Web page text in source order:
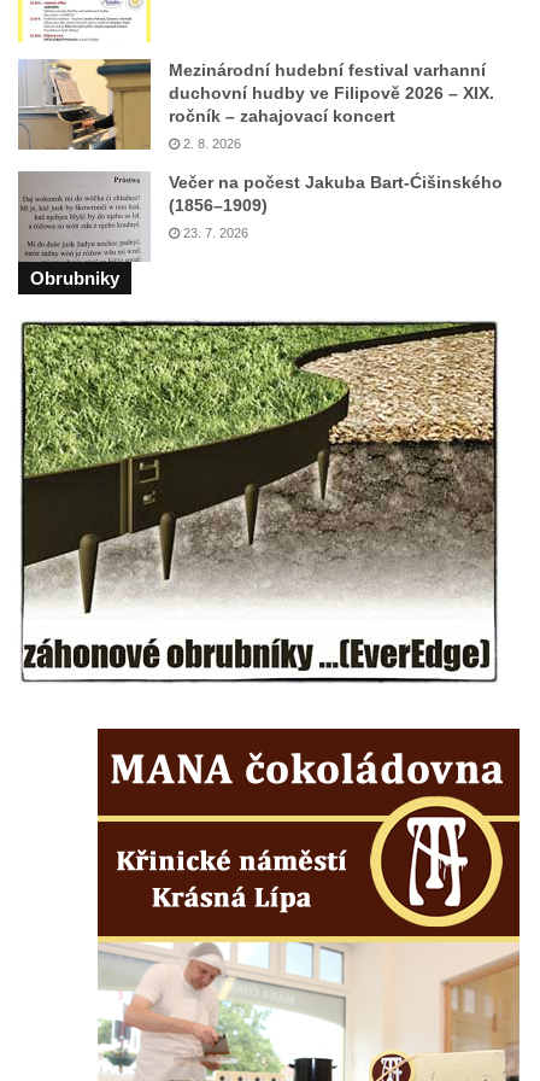
Fontána v atriu magistrátu v Ústí nad
Labem
Kašna Gänsediebbrunnen v ulici Weiße
Gasse v Drážďanech
Mozartova fontána v Blüherově parku
Kašna před budovou sýpky v zámeckém
areálu v Liběchově
Kašna u obecního úřadu v Jetřichovicích
Kašna v parku v Horním Podluží
Kašna Hynie na kruhovém objezdu u
náměstí Svobody v Teplicích
Fontána v parku na Mírovém náměstí v
Teplicích
Kašna Glaverbel v ulici Alejní u zámecké
zahrady v Teplicích
Kamenná nádrž na vodu na hřbitově v
Zabrušanech
Kamenná nádrž na vodu II. na hřbitově ve
Šluknově
Kamenná nádrž na vodu I. na hřbitově ve
Kašna Tritonů na náměstí Republiky v
Studna s kovanou mříží na Velkém náměstí
v Hradci Králové
Mezinárodní hudební festival varhanní
duchovní hudby ve Filipově 2026 – XIX.
ročník – zahajovací koncert
2. 8. 2026
Večer na počest Jakuba Bart-Ćišinského
(1856–1909)
23. 7. 2026
Obrubniky